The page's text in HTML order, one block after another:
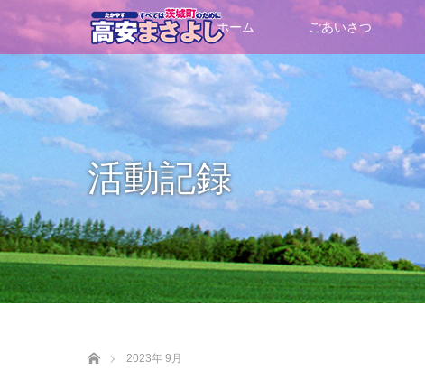
ホーム ごあいさつ
活動記録
2023年 9月